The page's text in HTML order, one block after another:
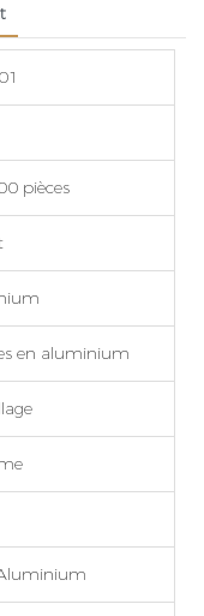
pièces
en aluminium